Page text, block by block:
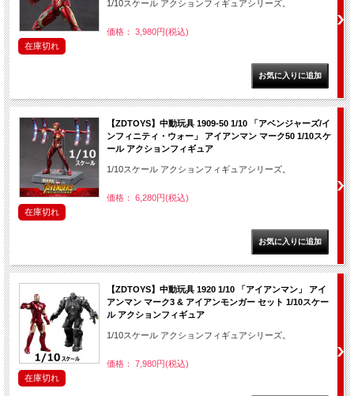
1/10スケール アクションフィギュアシリーズ。
価格： 3,980円(税込)
在庫切れ
【ZDTOYS】中動玩具 1909-50 1/10 「アベンジャーズ/イ
ンフィニティ・ウォー」 アイアンマン マーク50 1/10スケ
ール アクションフィギュア
1/10スケール アクションフィギュアシリーズ。
価格： 6,280円(税込)
在庫切れ
【ZDTOYS】中動玩具 1920 1/10 「アイアンマン」 アイ
アンマン マーク3 & アイアンモンガー セット 1/10スケー
ル アクションフィギュア
1/10スケール アクションフィギュアシリーズ。
価格： 7,980円(税込)
在庫切れ